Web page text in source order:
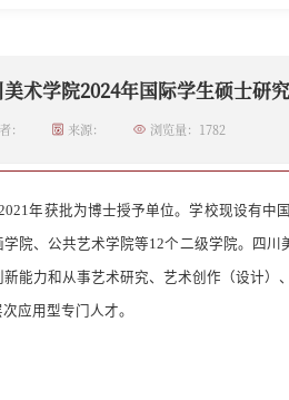
美术学院2024年国际学生硕士研
： 来源： 浏览量： 1782
年获批为博士授予单位。学校现设有中
院、公共艺术学院等12个二级学院。 四川
能力和从事艺术研究、艺术创作（设计
应用型专门人才。